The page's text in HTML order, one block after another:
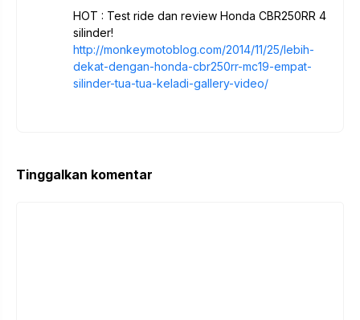
HOT : Test ride dan review Honda CBR250RR 4
silinder!
http://monkeymotoblog.com/2014/11/25/lebih-
dekat-dengan-honda-cbr250rr-mc19-empat-
silinder-tua-tua-keladi-gallery-video/
Tinggalkan komentar